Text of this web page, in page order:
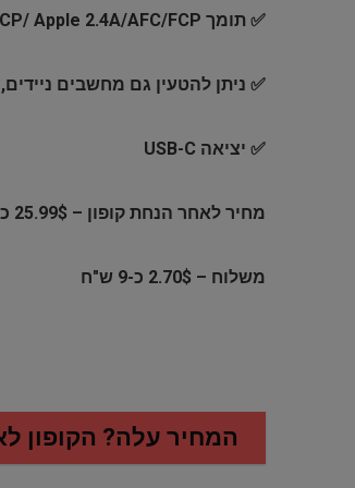
✅ תומך PD3.0/QC2.0/QC3.0/BC1.2 DCP/ Apple 2.4A/AFC/FCP
✅ ניתן להטעין גם מחשבים
✅ יציאה USB-C
מחיר לאחר הנחת קופון – 25.99$ כ-89 ש"ח
משלוח – 2.70$ כ-9 ש"ח
המחיר עלה? הקופון